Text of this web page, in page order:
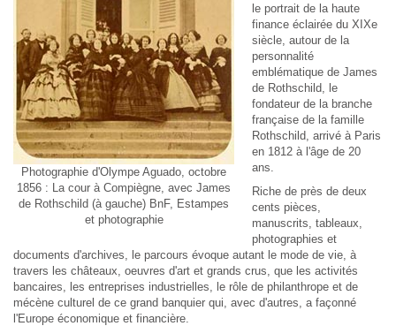
Photographie d'Olympe Aguado, octobre
1856 : La cour à Compiègne, avec James
de Rothschild (à gauche) BnF, Estampes
et photographie
le portrait de la haute
finance éclairée du XIXe
siècle, autour de la
personnalité
emblématique de James
de Rothschild, le
fondateur de la branche
française de la famille
Rothschild, arrivé à Paris
en 1812 à l'âge de 20
ans.
Riche de près de deux
cents pièces,
manuscrits, tableaux,
photographies et
documents d'archives, le parcours évoque autant le mode de vie, à
travers les châteaux, oeuvres d'art et grands crus, que les activités
bancaires, les entreprises industrielles, le rôle de philanthrope et de
mécène culturel de ce grand banquier qui, avec d'autres, a façonné
l'Europe économique et financière.